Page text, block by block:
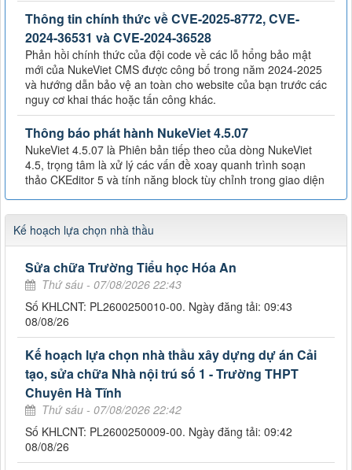
Thông tin chính thức về CVE-2025-8772, CVE-
2024-36531 và CVE-2024-36528
Phản hồi chính thức của đội code về các lỗ hổng bảo mật
mới của NukeViet CMS được công bố trong năm 2024-2025
và hướng dẫn bảo vệ an toàn cho website của bạn trước các
nguy cơ khai thác hoặc tấn công khác.
Thông báo phát hành NukeViet 4.5.07
NukeViet 4.5.07 là Phiên bản tiếp theo của dòng NukeViet
4.5, trọng tâm là xử lý các vấn đề xoay quanh trình soạn
thảo CKEditor 5 và tính năng block tùy chỉnh trong giao diện
Kế hoạch lựa chọn nhà thầu
Sửa chữa Trường Tiểu học Hóa An
Thứ sáu - 07/08/2026 22:43
Số KHLCNT: PL2600250010-00. Ngày đăng tải: 09:43
08/08/26
Kế hoạch lựa chọn nhà thầu xây dựng dự án Cải
tạo, sửa chữa Nhà nội trú số 1 - Trường THPT
Chuyên Hà Tĩnh
Thứ sáu - 07/08/2026 22:42
Số KHLCNT: PL2600250009-00. Ngày đăng tải: 09:42
08/08/26